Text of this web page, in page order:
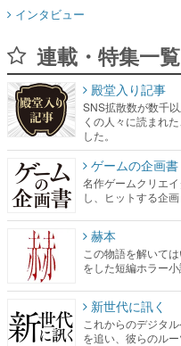
インタビュー
連載・特集一覧
殿堂入り記事
SNS拡散数が数千
くの人々に読まれ
した。
ゲームの企画書
名作ゲームクリエ
し、ヒットする企
赫本
この物語を解いて
をした短編ホラー小
新世代に訊く
これからのデジタ
を追い、彼らのル